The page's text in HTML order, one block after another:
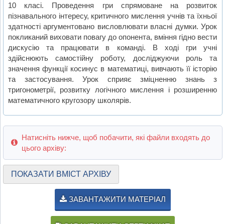
10 класі. Проведення гри спрямоване на розвиток
пізнавального інтересу, критичного мислення учнів та їхньої
здатності аргументовано висловлювати власні думки. Урок
покликаний виховати повагу до опонента, вміння гідно вести
дискусію та працювати в команді. В ході гри учні
здійснюють самостійну роботу, досліджуючи роль та
значення функції косинус в математиці, вивчають її історію
та застосування. Урок сприяє зміцненню знань з
тригонометрії, розвитку логічного мислення і розширенню
математичного кругозору школярів.
Натисніть нижче, щоб побачити, які файли входять до
цього архіву:
ПОКАЗАТИ ВМІСТ АРХІВУ
ЗАВАНТАЖИТИ МАТЕРІАЛ